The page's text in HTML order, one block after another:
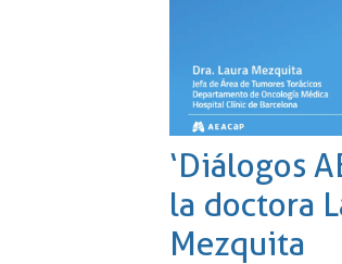
‘Diálogos
la doctora
Mezquita